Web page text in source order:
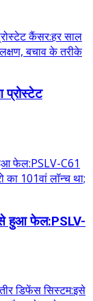
हुआ फेल:PSLV-